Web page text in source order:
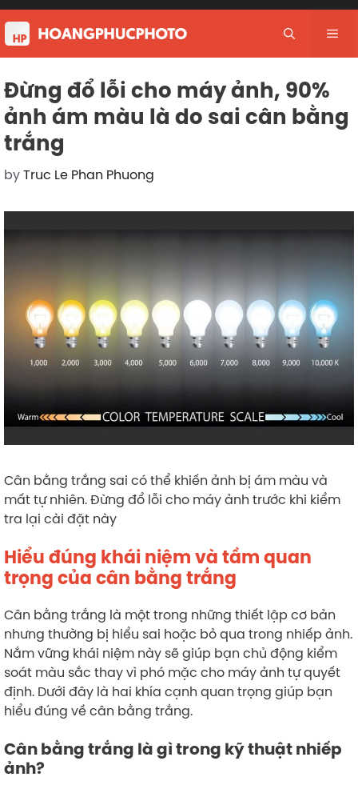
Skip
to
content
Đừng đổ lỗi cho máy ảnh, 90%
ảnh ám màu là do sai cân bằng
trắng
byTruc Le Phan Phuong
Cân bằng trắng sai có thể khiến ảnh bị ám màu và
mất tự nhiên. Đừng đổ lỗi cho máy ảnh trước khi kiểm
tra lại cài đặt này
Hiểu đúng khái niệm và tầm quan
trọng của cân bằng trắng
Cân bằng trắng là một trong những thiết lập cơ bản
nhưng thường bị hiểu sai hoặc bỏ qua trong nhiếp ảnh.
Nắm vững khái niệm này sẽ giúp bạn chủ động kiểm
soát màu sắc thay vì phó mặc cho máy ảnh tự quyết
định. Dưới đây là hai khía cạnh quan trọng giúp bạn
hiểu đúng về cân bằng trắng.
Cân bằng trắng là gì trong kỹ thuật nhiếp
ảnh?